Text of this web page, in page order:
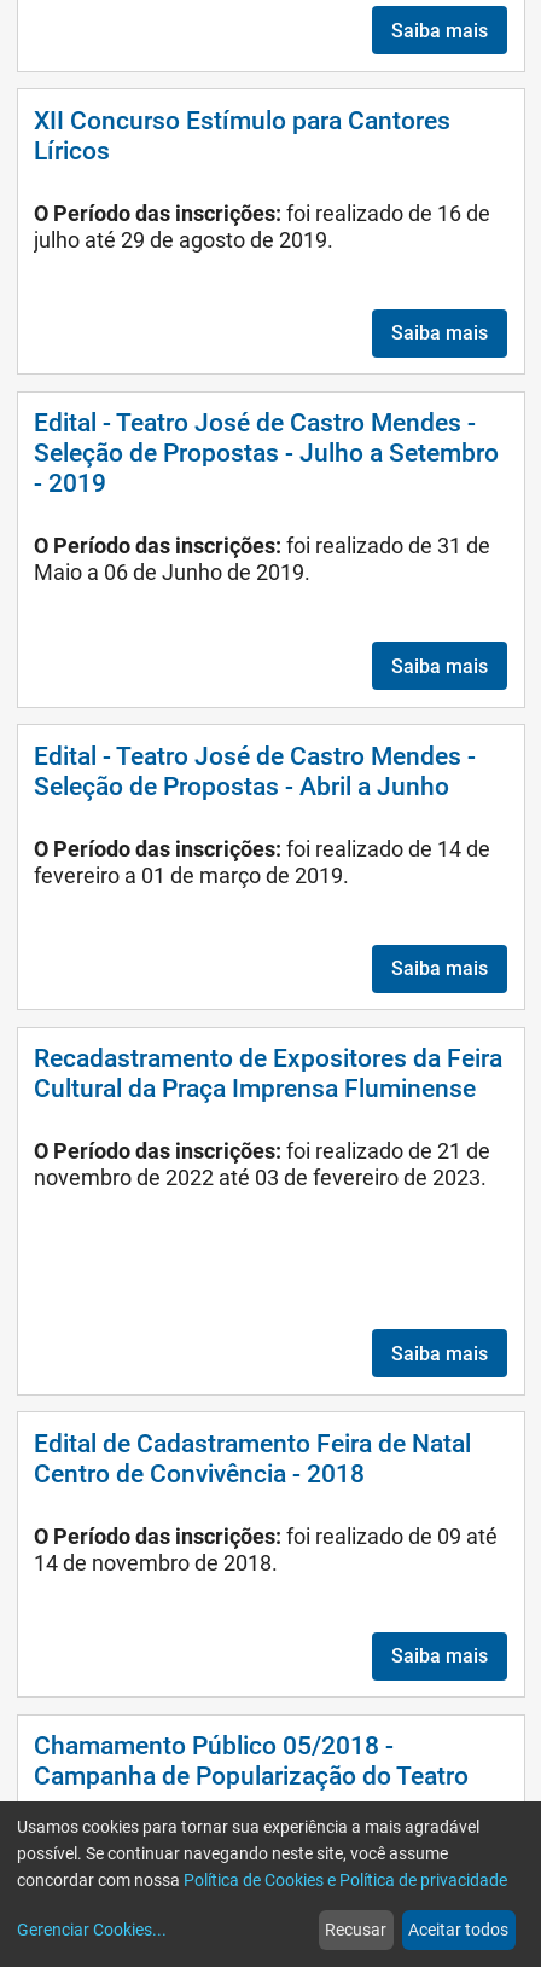
Saiba mais
XII Concurso Estímulo para Cantores
Líricos
O Período das inscrições: foi realizado de 16 de
julho até 29 de agosto de 2019.
Saiba mais
Edital - Teatro José de Castro Mendes -
Seleção de Propostas - Julho a Setembro
- 2019
O Período das inscrições: foi realizado de 31 de
Maio a 06 de Junho de 2019.
Saiba mais
Edital - Teatro José de Castro Mendes -
Seleção de Propostas - Abril a Junho
O Período das inscrições: foi realizadode 14 de
fevereiro a 01 de março de 2019.
Saiba mais
Recadastramento de Expositores da Feira
Cultural da Praça Imprensa Fluminense
O Período das inscrições: foi realizadode 21 de
novembro de 2022 até 03 de fevereiro de 2023.
Saiba mais
Edital de Cadastramento Feira de Natal
Centro de Convivência - 2018
O Período das inscrições: foi realizado de 09 até
14 de novembro de 2018.
Saiba mais
Chamamento Público 05/2018 -
Campanha de Popularização do Teatro
O período das inscrições:foi realizado de 03 de
outubro a 04 de novembro de 2018.
web
Notícias
more_horiz
Mais
Usamos cookies para tornar sua experiência a mais agradável
possível. Se continuar navegando neste site, você assume
concordar com nossa Política de Cookies e Política de privacidade
Gerenciar Cookies... Recusar Aceitar todos